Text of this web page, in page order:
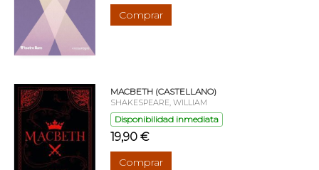
Comprar
MACBETH (CASTELLANO)
SHAKESPEARE, WILLIAM
Disponibilidad inmediata
19,90 €
Comprar